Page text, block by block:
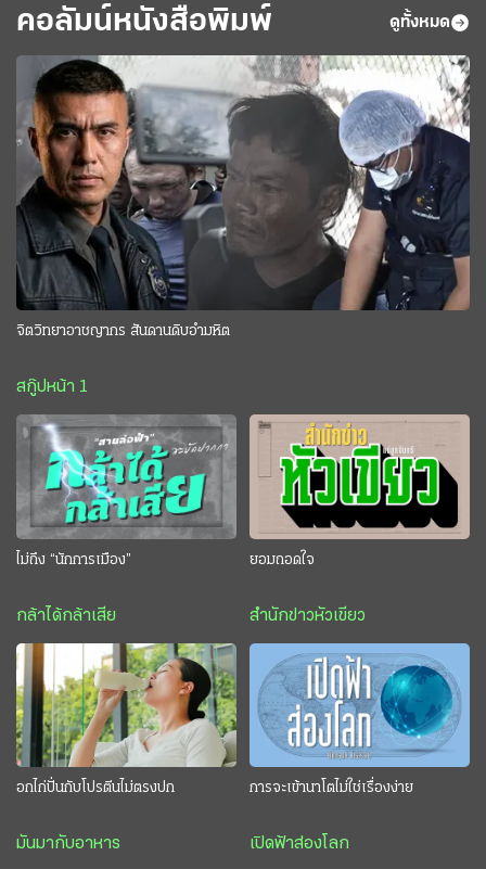
คอลัมน์หนังสือพิมพ์ ดูทั้งหมด
จิตวิทยาอาชญากร สันดานดิบอำมหิต
สกู๊ปหน้า 1
ไม่ถึง “นักการเมือง”
กล้าได้กล้าเสีย
ยอมถอดใจ
สำนักข่าวหัวเขียว
อกไก่ปั่นกับโปรตีนไม่ตรงปก
มันมากับอาหาร
การจะเข้านาโตไม่ใช่เรื่องง่าย
เปิดฟ้าส่องโลก